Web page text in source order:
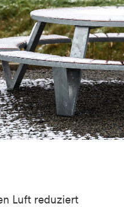
Luft reduziert